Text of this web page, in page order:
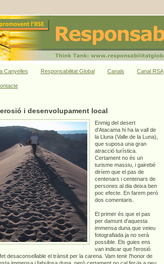
Canyelles Responsabilitat Global Canals Canal RSA
i desenvolupament local
Enmig del desert
d'Atacama hi ha la vall de
la Lluna (Valle de la Luna),
que suposa una gran
atracció turística.
Certament no és un
turisme massiu, i gairebé
diríem que el pas de
centenars i centenars de
persones al dia deixa ben
poc efecte. En farem però
dos comentaris.
El primer és que el pas
per damunt d'aquesta
immensa duna que veieu
fotografiada ja no serà
possible. Els guies ens
van indicar que l'erosió
desaconsellable el trànsit per la carena. Vam tenir l'honor de